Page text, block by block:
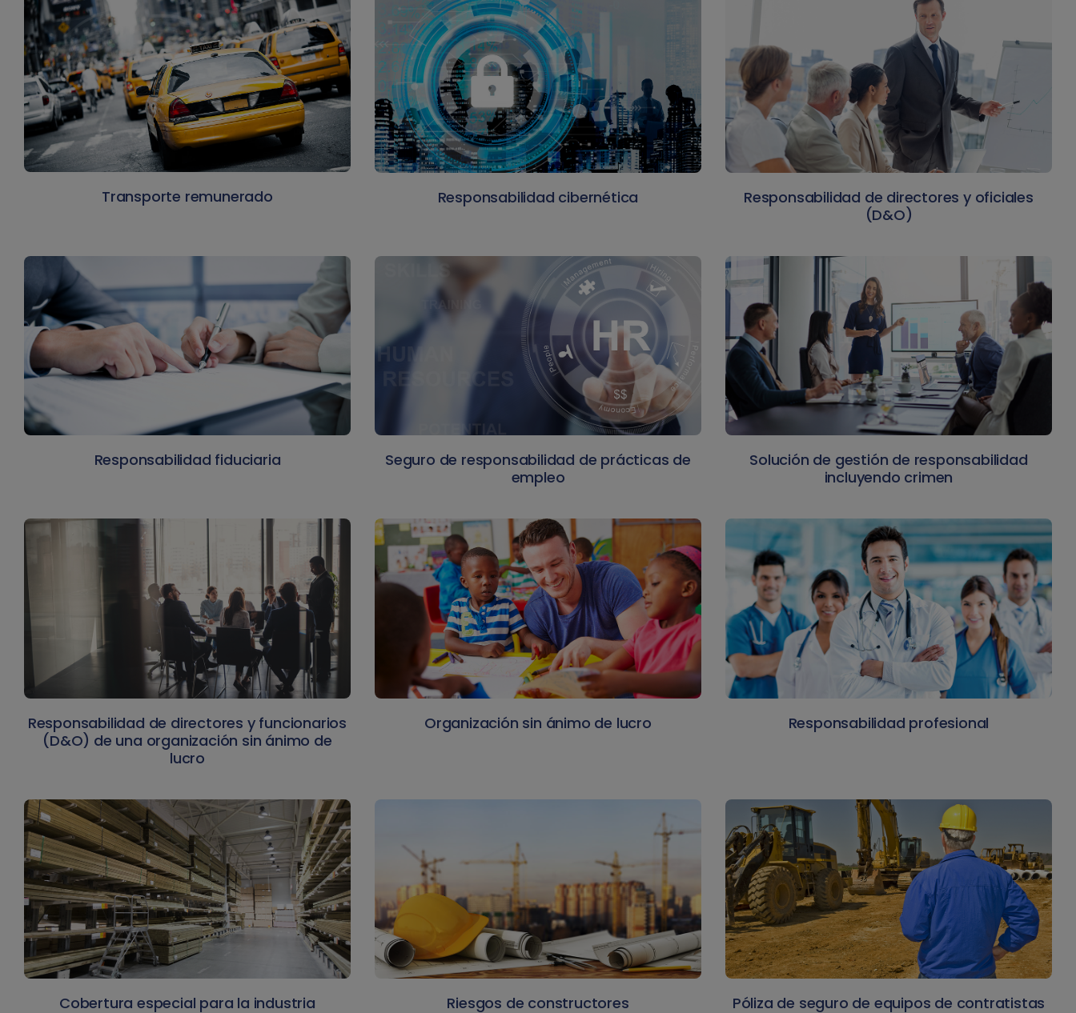
Transporte remunerado Responsabilidad cibernética
Responsabilidad de directores y oficiales
(D&O)
Responsabilidad fiduciaria
Seguro de responsabilidad de prácticas de
empleo
Solución de gestión de responsabilidad
incluyendo crimen
Responsabilidad de directores y funcionarios
(D&O) de una organización sin ánimo de
lucro
Organización sin ánimo de lucro Responsabilidad profesional
Cobertura especial para la industria
Riesgos de constructores Póliza de seguro de equipos de contratistas